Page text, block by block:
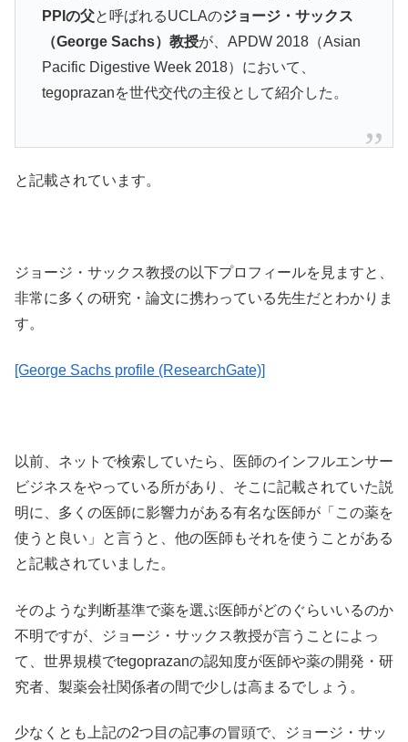
PPIの父と呼ばれるUCLAのジョージ・サックス
（George Sachs）教授が、APDW 2018（Asian
Pacific Digestive Week 2018）において、
tegoprazanを世代交代の主役として紹介した。
と記載されています。
ジョージ・サックス教授の以下プロフィールを見ますと、
非常に多くの研究・論文に携わっている先生だとわかりま
す。
[George Sachs profile (ResearchGate)]
以前、ネットで検索していたら、医師のインフルエンサー
ビジネスをやっている所があり、そこに記載されていた説
明に、多くの医師に影響力がある有名な医師が「この薬を
使うと良い」と言うと、他の医師もそれを使うことがある
と記載されていました。
そのような判断基準で薬を選ぶ医師がどのぐらいいるのか
不明ですが、ジョージ・サックス教授が言うことによっ
て、世界規模でtegoprazanの認知度が医師や薬の開発・研
究者、製薬会社関係者の間で少しは高まるでしょう。
少なくとも上記の2つ目の記事の冒頭で、ジョージ・サッ